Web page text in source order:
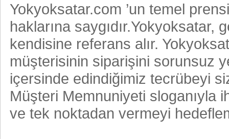
Yokyoksatar.com ’un temel
haklarına
kendisine referans alır.
müşterisinin siparişini sorunsuz
içersinde edindiğimiz tecrübeyi
Müşteri Memnuniyeti sloganıyla
ve tek noktadan vermeyi